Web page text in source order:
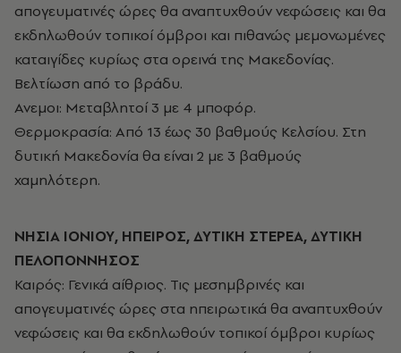
απογευματινές ώρες θα αναπτυχθούν νεφώσεις και θα
εκδηλωθούν τοπικοί όμβροι και πιθανώς μεμονωμένες
καταιγίδες κυρίως στα ορεινά της Μακεδονίας.
Βελτίωση από το βράδυ.
Ανεμοι: Μεταβλητοί 3 με 4 μποφόρ.
Θερμοκρασία: Από 13 έως 30 βαθμούς Κελσίου. Στη
δυτική Μακεδονία θα είναι 2 με 3 βαθμούς
χαμηλότερη.
ΝΗΣΙΑ ΙΟΝΙΟΥ, ΗΠΕΙΡΟΣ, ΔΥΤΙΚΗ ΣΤΕΡΕΑ, ΔΥΤΙΚΗ
ΠΕΛΟΠΟΝΝΗΣΟΣ
Καιρός: Γενικά αίθριος. Τις μεσημβρινές και
απογευματινές ώρες στα ηπειρωτικά θα αναπτυχθούν
νεφώσεις και θα εκδηλωθούν τοπικοί όμβροι κυρίως